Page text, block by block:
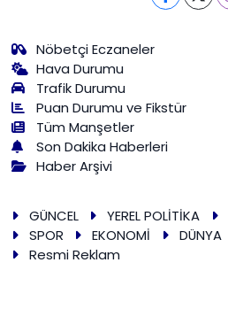
Nöbetçi Eczaneler
Hava Durumu
Trafik Durumu
Puan Durumu ve Fikstür
Tüm Manşetler
Son Dakika Haberleri
Haber Arşivi
GÜNCEL YEREL POLİTİKA
SPOR
EKONOMİ DÜNYA
Resmi Reklam